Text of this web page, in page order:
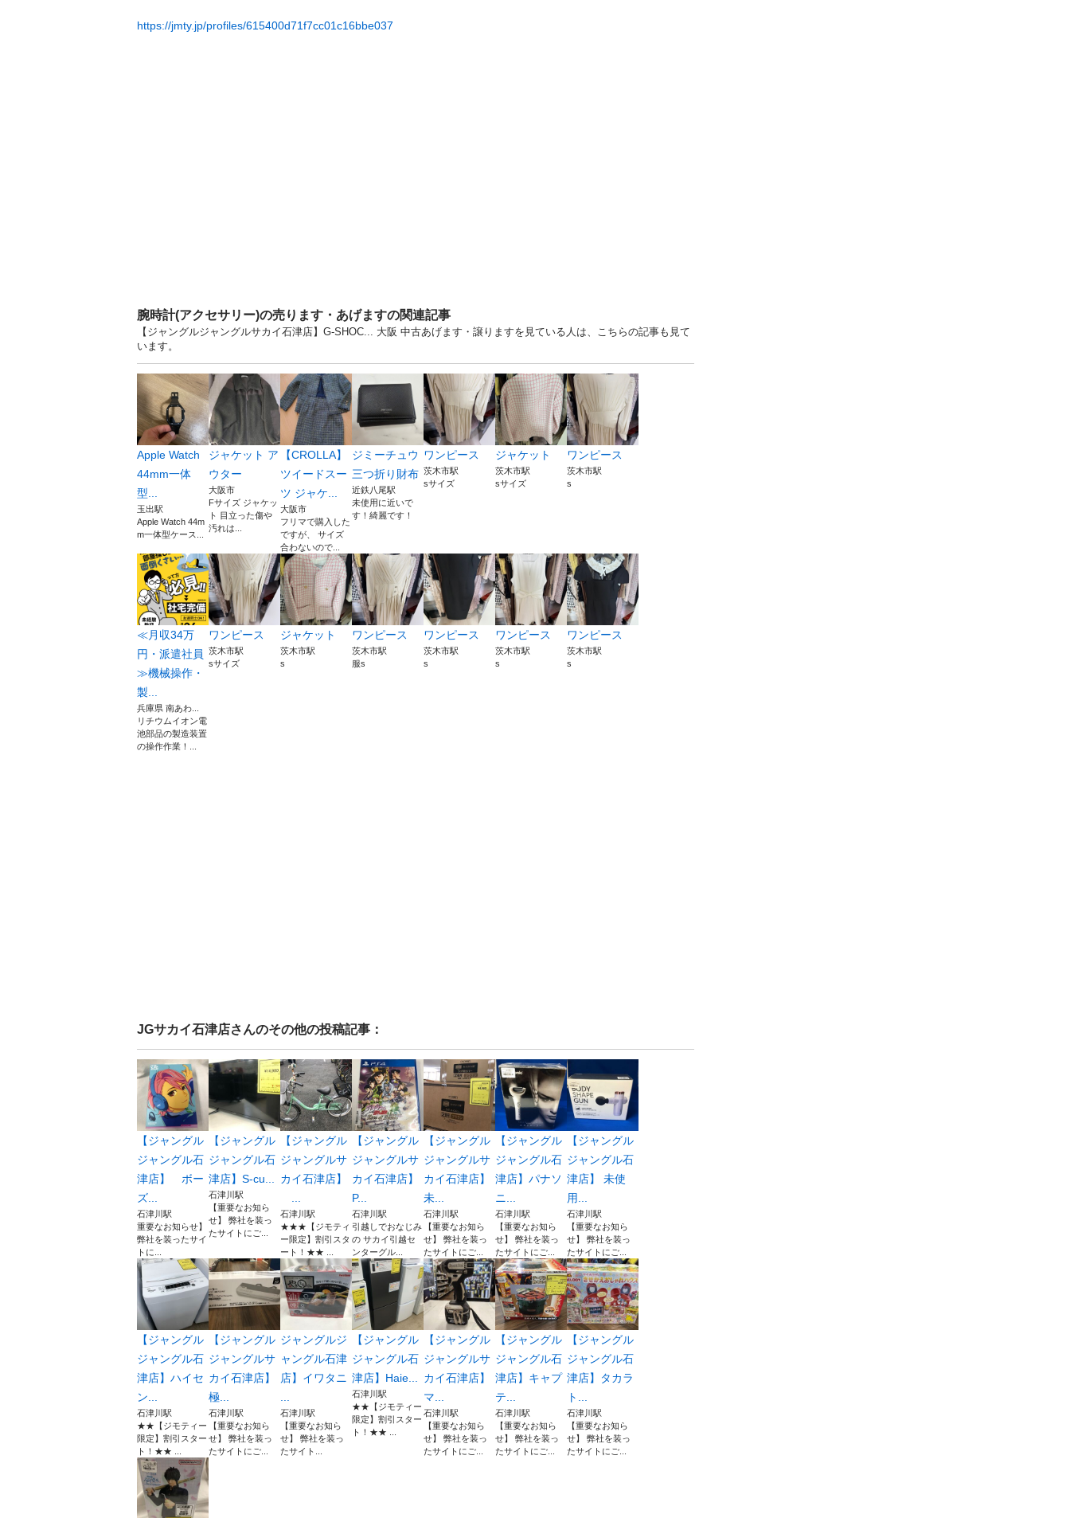
https://jmty.jp/profiles/615400d71f7cc01c16bbe037
腕時計(アクセサリー)の売ります・あげますの関連記事
【ジャングルジャングルサカイ石津店】G-SHOC... 大阪 中古あげます・譲りますを見ている人は、こちらの記事も見て
います。
Apple Watch
44mm一体
型...
玉出駅
Apple Watch 44m
m一体型ケース...
ジャケット ア
ウター
大阪市
Fサイズ ジャケッ
ト 目立った傷や
汚れは...
【CROLLA】
ツイードスー
ツ ジャケ...
大阪市
フリマで購入した
ですが、 サイズ
合わないので...
ジミーチュウ
三つ折り財布
近鉄八尾駅
未使用に近いで
す！綺麗です！
ワンピース
茨木市駅
sサイズ
ジャケット
茨木市駅
sサイズ
ワンピース
茨木市駅
s
≪月収34万
円・派遣社員
≫機械操作・
製...
兵庫県 南あわ...
リチウムイオン電
池部品の製造装置
の操作作業！...
ワンピース
茨木市駅
sサイズ
ジャケット
茨木市駅
s
ワンピース
茨木市駅
服s
ワンピース
茨木市駅
s
ワンピース
茨木市駅
s
ワンピース
茨木市駅
s
JGサカイ石津店さんのその他の投稿記事：
【ジャングル
ジャングル石
津店】 ボー
ズ...
石津川駅
重要なお知らせ】
弊社を装ったサイ
トに...
【ジャングル
ジャングル石
津店】S-cu...
石津川駅
【重要なお知ら
せ】 弊社を装っ
たサイトにご...
【ジャングル
ジャングルサ
カイ石津店】
石津川駅
★★★【ジモティ
ー限定】割引スタ
ート！★★ ...
【ジャングル
ジャングルサ
カイ石津店】
P...
石津川駅
引越しでおなじみ
の サカイ引越セ
ンターグル...
【ジャングル
ジャングルサ
カイ石津店】
未...
石津川駅
【重要なお知ら
せ】 弊社を装っ
たサイトにご...
【ジャングル
ジャングル石
津店】パナソ
ニ...
石津川駅
【重要なお知ら
せ】 弊社を装っ
たサイトにご...
【ジャングル
ジャングル石
津店】 未使
用...
石津川駅
【重要なお知ら
せ】 弊社を装っ
たサイトにご...
【ジャングル
ジャングル石
津店】ハイセ
ン...
石津川駅
★★【ジモティー
限定】割引スター
ト！★★ ...
【ジャングル
ジャングルサ
カイ石津店】
極...
石津川駅
【重要なお知ら
せ】 弊社を装っ
たサイトにご...
ジャングルジ
ャングル石津
店】イワタニ
石津川駅
【重要なお知ら
せ】 弊社を装っ
たサイト...
【ジャングル
ジャングル石
津店】Haie...
石津川駅
★★【ジモティー
限定】割引スター
ト！★★ ...
【ジャングル
ジャングルサ
カイ石津店】
マ...
石津川駅
【重要なお知ら
せ】 弊社を装っ
たサイトにご...
【ジャングル
ジャングル石
津店】キャプ
テ...
石津川駅
【重要なお知ら
せ】 弊社を装っ
たサイトにご...
【ジャングル
ジャングル石
津店】タカラ
ト...
石津川駅
【重要なお知ら
せ】 弊社を装っ
たサイトにご...